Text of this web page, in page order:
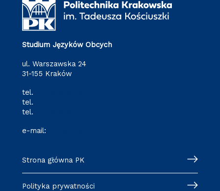
Studium Języków Obcych
ul. Warszawska 24
31-155 Kraków
tel.
tel.
tel.
e-mail:
Strona główna PK
Polityka prywatności